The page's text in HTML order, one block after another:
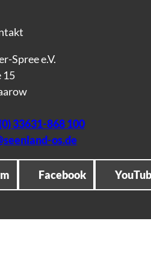
Spree e.V.
15
33631-868 100
os.de
Facebook